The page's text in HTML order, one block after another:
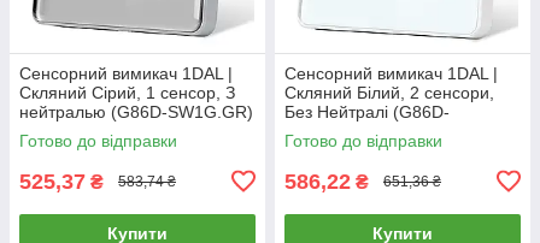
Сенсорний вимикач 1DAL |
Скляний Сірий, 1 сенсор, З
нейтралью (G86D-SW1G.GR)
Готово до відправки
525,37 ₴ 583,74 ₴
Купити
Сенсорний вимикач 1DAL |
Скляний Білий, 2 сенсори,
Без Нейтралі (G86D-
SW2G.SL.WT)
Готово до відправки
586,22 ₴ 651,36 ₴
Купити